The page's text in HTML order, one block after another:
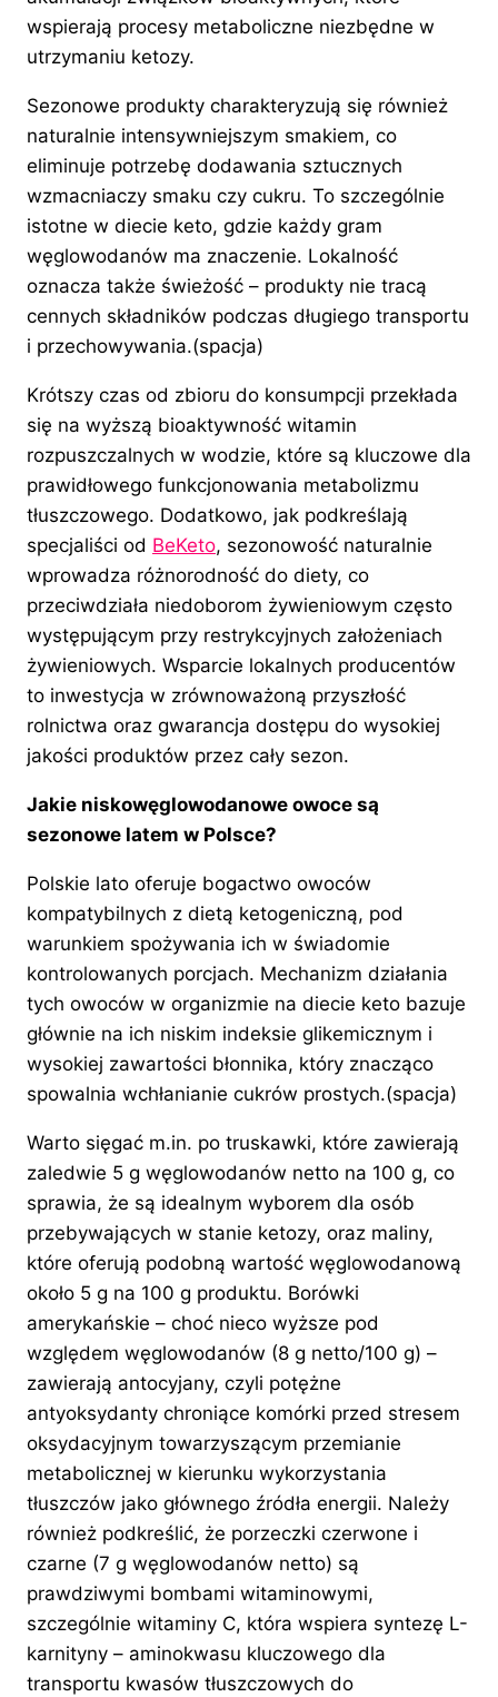
wspierają procesy metaboliczne niezbędne w
utrzymaniu ketozy.
Sezonowe produkty charakteryzują się również
naturalnie intensywniejszym smakiem, co
eliminuje potrzebę dodawania sztucznych
wzmacniaczy smaku czy cukru. To szczególnie
istotne w diecie keto, gdzie każdy gram
węglowodanów ma znaczenie. Lokalność
oznacza także świeżość – produkty nie tracą
cennych składników podczas długiego transportu
i przechowywania.(spacja)
Krótszy czas od zbioru do konsumpcji przekłada
się na wyższą bioaktywność witamin
rozpuszczalnych w wodzie, które są kluczowe dla
prawidłowego funkcjonowania metabolizmu
tłuszczowego. Dodatkowo, jak podkreślają
specjaliści od BeKeto, sezonowość naturalnie
wprowadza różnorodność do diety, co
przeciwdziała niedoborom żywieniowym często
występującym przy restrykcyjnych założeniach
żywieniowych. Wsparcie lokalnych producentów
to inwestycja w zrównoważoną przyszłość
rolnictwa oraz gwarancja dostępu do wysokiej
jakości produktów przez cały sezon.
Jakie niskowęglowodanowe owoce są
sezonowe latem w Polsce?
Polskie lato oferuje bogactwo owoców
kompatybilnych z dietą ketogeniczną, pod
warunkiem spożywania ich w świadomie
kontrolowanych porcjach. Mechanizm działania
tych owoców w organizmie na diecie keto bazuje
głównie na ich niskim indeksie glikemicznym i
wysokiej zawartości błonnika, który znacząco
spowalnia wchłanianie cukrów prostych.(spacja)
Warto sięgać m.in. po truskawki, które zawierają
zaledwie 5 g węglowodanów netto na 100 g, co
sprawia, że są idealnym wyborem dla osób
przebywających w stanie ketozy, oraz maliny,
które oferują podobną wartość węglowodanową
około 5 g na 100 g produktu. Borówki
amerykańskie – choć nieco wyższe pod
względem węglowodanów (8 g netto/100 g) –
zawierają antocyjany, czyli potężne
antyoksydanty chroniące komórki przed stresem
oksydacyjnym towarzyszącym przemianie
metabolicznej w kierunku wykorzystania
tłuszczów jako głównego źródła energii. Należy
również podkreślić, że porzeczki czerwone i
czarne (7 g węglowodanów netto) są
prawdziwymi bombami witaminowymi,
szczególnie witaminy C, która wspiera syntezę L-
karnityny – aminokwasu kluczowego dla
transportu kwasów tłuszczowych do